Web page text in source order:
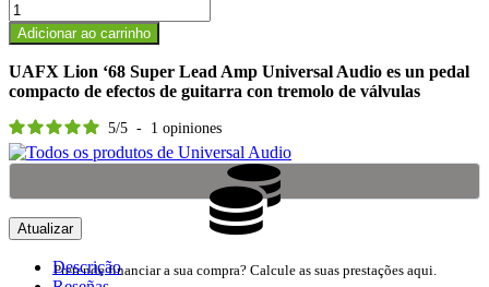
Adicionar ao carrinho
UAFX Lion ‘68 Super Lead Amp Universal Audio es un pedal
compacto de efectos de guitarra con tremolo de válvulas
5/5 - 1 opiniones
Pretende financiar a sua compra? Calcule as suas prestações aqui.
Descrição